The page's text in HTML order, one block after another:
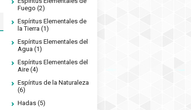
Fuego (2)
Espíritus Elementales de
la Tierra (1)
Espíritus Elementales del
Agua (1)
Espíritus Elementales del
Aire (4)
Espíritus de la Naturaleza
(6)
Hadas (5)